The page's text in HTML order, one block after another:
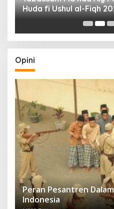
Huda fi Ushul al-Fiqh
Menjangkau
Opini
Peran Pesantren
Indonesia